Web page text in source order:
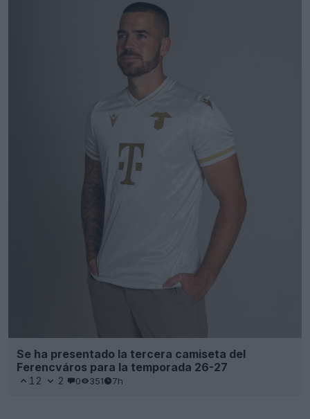
Se ha presentado la tercera camiseta del
Ferencváros para la temporada 26-27
12 2 0 351 7h